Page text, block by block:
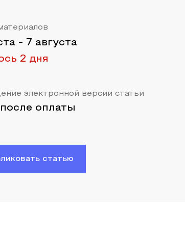
- 7 августа
2 дня
электронной версии статьи
оплаты
статью